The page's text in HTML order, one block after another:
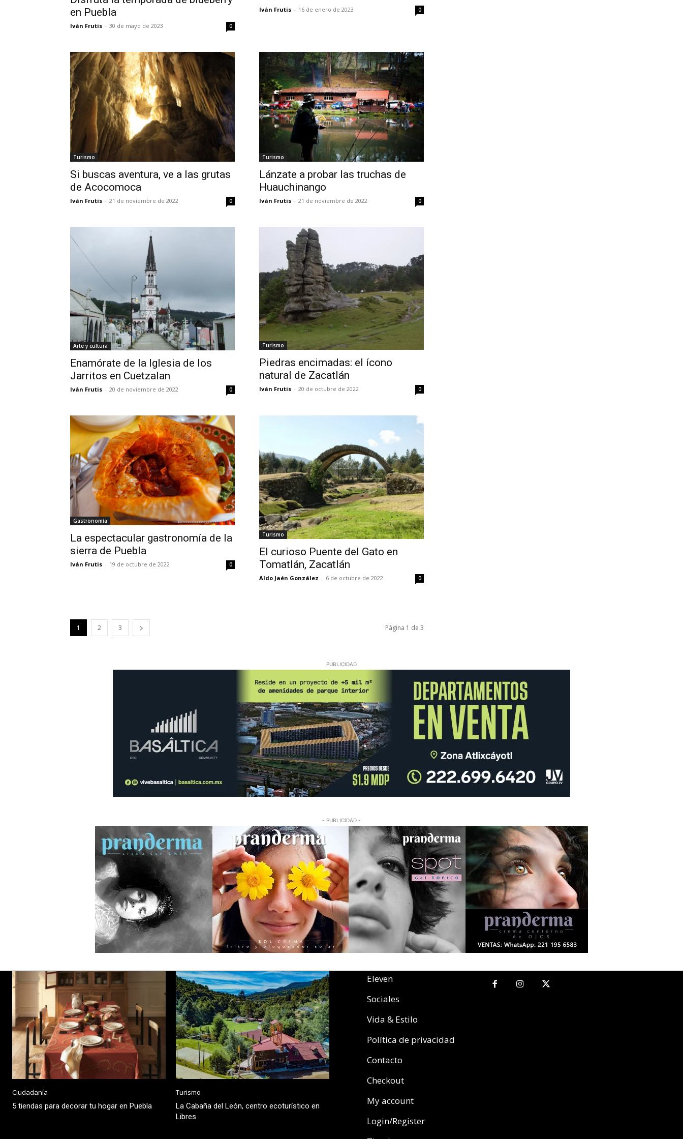
en Puebla
Iván Frutis - 30 de mayo de 2023 0
Iván Frutis - 16 de enero de 2023 0
Turismo
Si buscas aventura, ve a las grutas
de Acocomoca
Iván Frutis - 21 de noviembre de 2022 0
Turismo
Lánzate a probar las truchas de
Huauchinango
Iván Frutis - 21 de noviembre de 2022 0
Arte y cultura
Enamórate de la Iglesia de los
Jarritos en Cuetzalan
Iván Frutis - 20 de noviembre de 2022 0
Turismo
Piedras encimadas: el ícono
natural de Zacatlán
Iván Frutis - 20 de octubre de 2022 0
Gastronomía
La espectacular gastronomía de la
sierra de Puebla
Iván Frutis - 19 de octubre de 2022 0
Turismo
El curioso Puente del Gato en
Tomatlán, Zacatlán
Aldo Jaén González - 6 de octubre de 2022 0
1 2 3 Página 1 de 3
PUBLICIDAD
- PUBLICIDAD -
Ciudadanía
5 tiendas para decorar tu hogar en Puebla
Turismo
La Cabaña del León, centro ecoturístico en
Libres
Eleven
Sociales
Vida & Estilo
Política de privacidad
Contacto
Checkout
My account
Login/Register